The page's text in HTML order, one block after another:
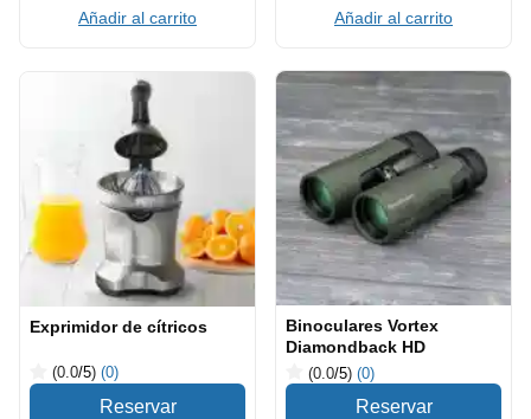
Añadir al carrito Añadir al carrito
Exprimidor de cítricos
(0.0/5) (0)
Binoculares Vortex
Diamondback HD
(0.0/5) (0)